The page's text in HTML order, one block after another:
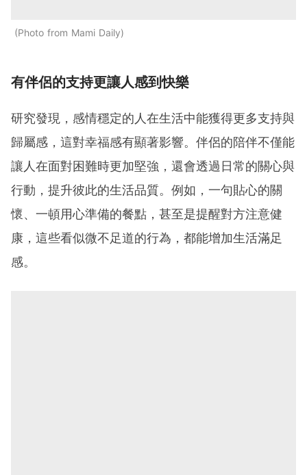
Photo from Mami Daily
有伴侶的支持更讓人感到快樂
研究發現，感情穩定的人在生活中能獲得更多支持與
歸屬感，這對幸福感有顯著影響。伴侶的陪伴不僅能
讓人在面對困難時更加堅強，還會透過日常的關心與
行動，提升彼此的生活品質。例如，一句貼心的關
懷、一頓用心準備的餐點，甚至是提醒對方注意健
康，這些看似微不足道的行為，都能增加生活滿足
感。